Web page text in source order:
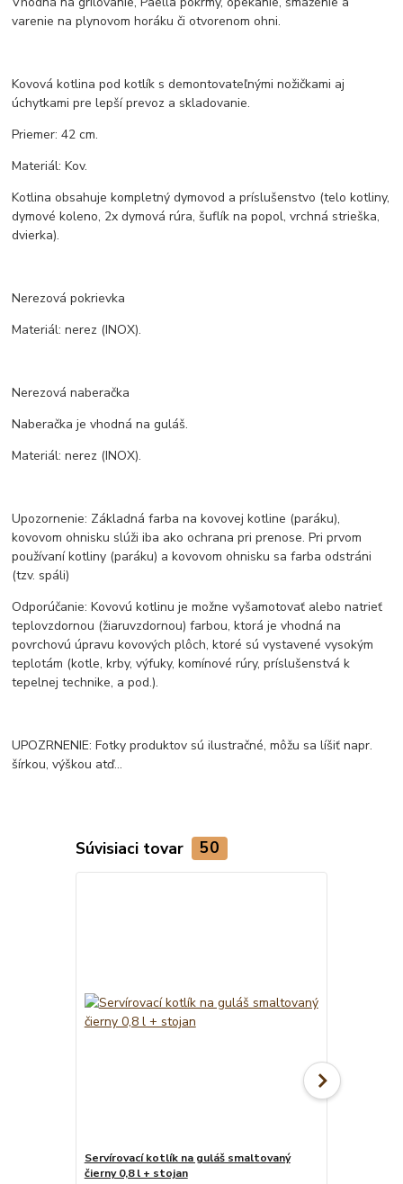
varenie na plynovom horáku či otvorenom ohni.
Kovová kotlina pod kotlík s demontovateľnými nožičkami aj
úchytkami pre lepší prevoz a skladovanie.
Priemer: 42 cm.
Materiál: Kov.
Kotlina obsahuje kompletný dymovod a príslušenstvo (telo kotliny,
dymové koleno, 2x dymová rúra, šuflík na popol, vrchná strieška,
dvierka).
Nerezová pokrievka
Materiál: nerez (INOX).
Nerezová naberačka
Naberačka je vhodná na guláš.
Materiál: nerez (INOX).
Upozornenie: Základná farba na kovovej kotline (paráku),
kovovom ohnisku slúži iba ako ochrana pri prenose. Pri prvom
používaní kotliny (paráku) a kovovom ohnisku sa farba odstráni
(tzv. spáli)
Odporúčanie: Kovovú kotlinu je možne vyšamotovať alebo natrieť
teplovzdornou (žiaruvzdornou) farbou, ktorá je vhodná na
povrchovú úpravu kovových plôch, ktoré sú vystavené vysokým
teplotám (kotle, krby, výfuky, komínové rúry, príslušenstvá k
tepelnej technike, a pod.).
UPOZRNENIE: Fotky produktov sú ilustračné, môžu sa líšiť napr.
šírkou, výškou atď...
Súvisiaci tovar 50
Servírovací kotlík na guláš smaltovaný
čierny 0,8 l + stojan